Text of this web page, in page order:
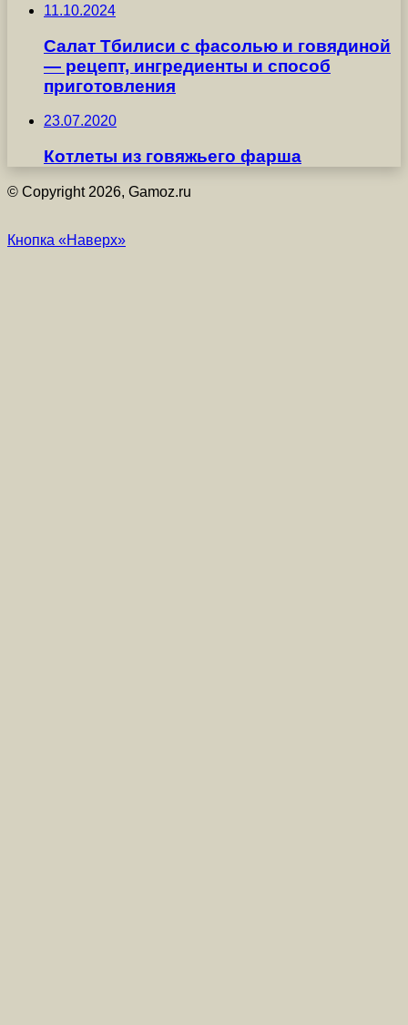
11.10.2024
Салат Тбилиси с фасолью и говядиной
— рецепт, ингредиенты и способ
приготовления
23.07.2020
Котлеты из говяжьего фарша
© Copyright 2026, Gamoz.ru
Кнопка «Наверх»